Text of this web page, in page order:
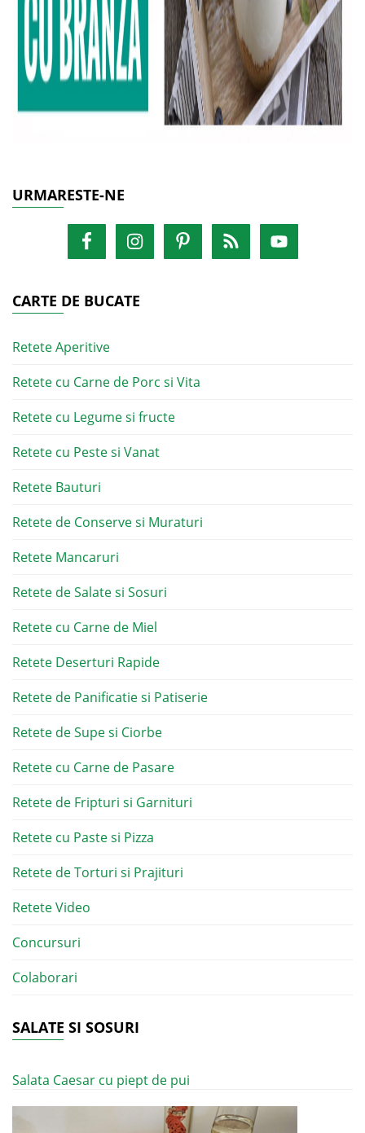
URMARESTE-NE
CARTE DE BUCATE
Retete Aperitive
Retete cu Carne de Porc si Vita
Retete cu Legume si fructe
Retete cu Peste si Vanat
Retete Bauturi
Retete de Conserve si Muraturi
Retete Mancaruri
Retete de Salate si Sosuri
Retete cu Carne de Miel
Retete Deserturi Rapide
Retete de Panificatie si Patiserie
Retete de Supe si Ciorbe
Retete cu Carne de Pasare
Retete de Fripturi si Garnituri
Retete cu Paste si Pizza
Retete de Torturi si Prajituri
Retete Video
Concursuri
Colaborari
SALATE SI SOSURI
Salata Caesar cu piept de pui